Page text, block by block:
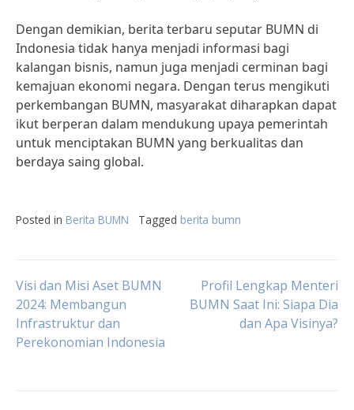
Dengan demikian, berita terbaru seputar BUMN di
Indonesia tidak hanya menjadi informasi bagi
kalangan bisnis, namun juga menjadi cerminan bagi
kemajuan ekonomi negara. Dengan terus mengikuti
perkembangan BUMN, masyarakat diharapkan dapat
ikut berperan dalam mendukung upaya pemerintah
untuk menciptakan BUMN yang berkualitas dan
berdaya saing global.
Posted in Berita BUMN Tagged berita bumn
Post
navigation
Visi dan Misi Aset BUMN
2024: Membangun
Infrastruktur dan
Perekonomian Indonesia
Profil Lengkap Menteri
BUMN Saat Ini: Siapa Dia
dan Apa Visinya?